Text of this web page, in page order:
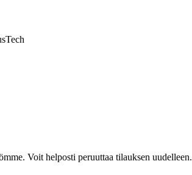
Tech
Voit helposti peruuttaa tilauksen uudelleen.